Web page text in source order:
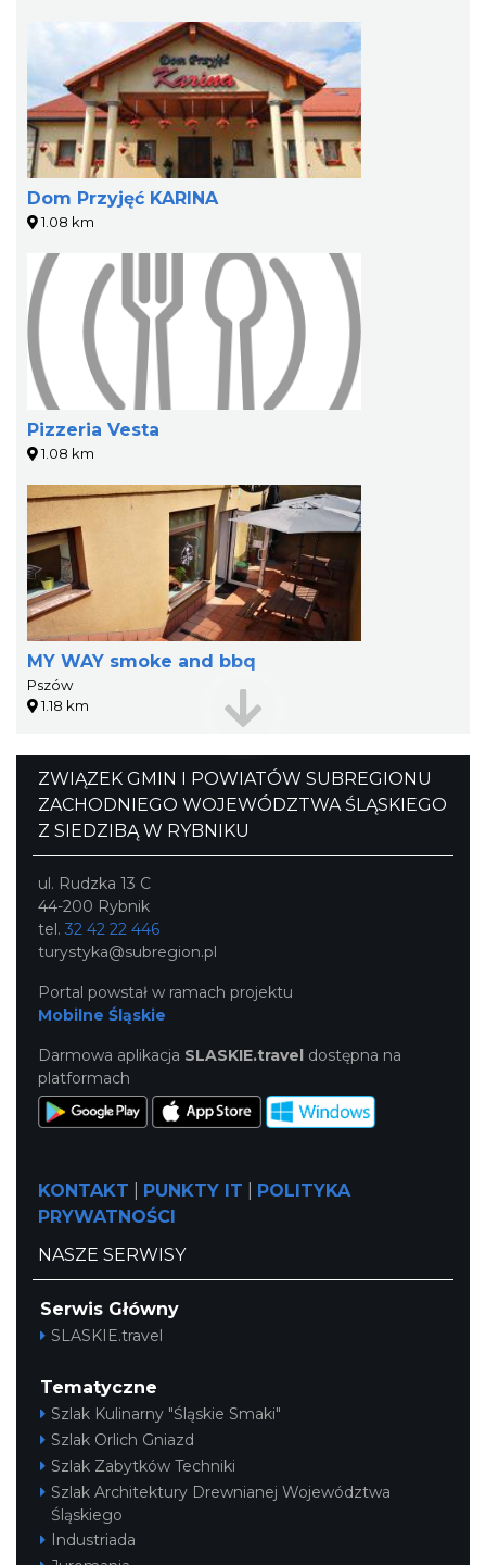
Dom Przyjęć KARINA
1.08 km
Pizzeria Vesta
1.08 km
MY WAY smoke and bbq
Pszów
1.18 km
ZWIĄZEK GMIN I POWIATÓW SUBREGIONU
ZACHODNIEGO WOJEWÓDZTWA ŚLĄSKIEGO
Z SIEDZIBĄ W RYBNIKU
ul. Rudzka 13 C
44-200 Rybnik
tel. 32 42 22 446
turystyka@subregion.pl
Portal powstał w ramach projektu
Mobilne Śląskie
Darmowa aplikacja SLASKIE.travel dostępna na
platformach
KONTAKT PUNKTY IT
POLITYKA
PRYWATNOŚCI
NASZE SERWISY
Serwis Główny
SLASKIE.travel
Tematyczne
Szlak Kulinarny "Śląskie Smaki"
Szlak Orlich Gniazd
Szlak Zabytków Techniki
Szlak Architektury Drewnianej Województwa
Śląskiego
Industriada